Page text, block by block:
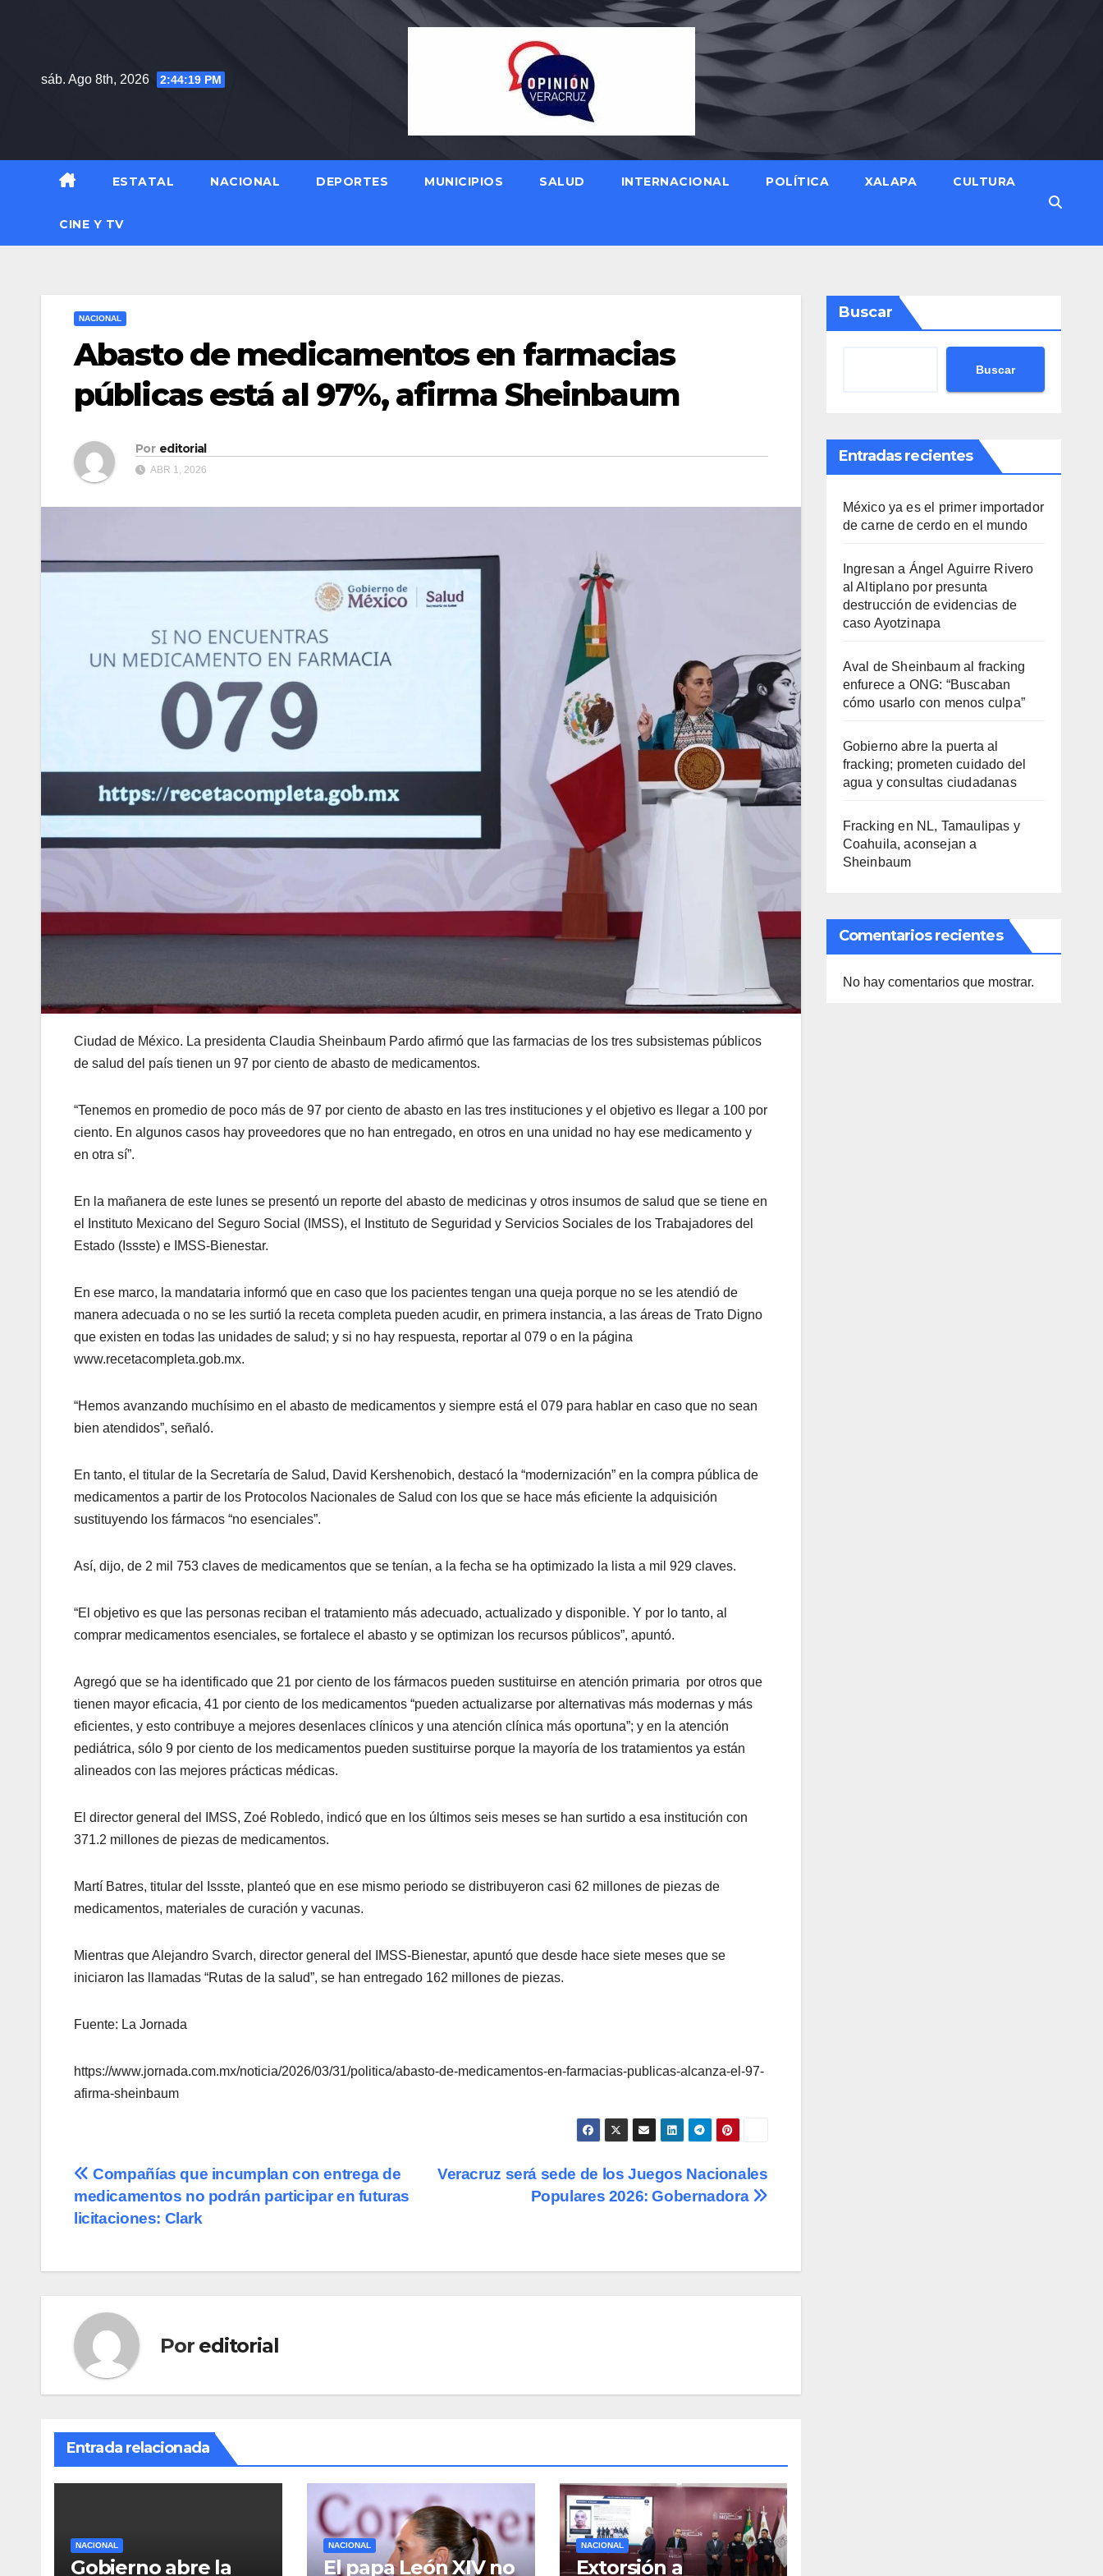
sáb. Ago 8th, 2026
2:44:20 PM
ESTATAL NACIONAL DEPORTES MUNICIPIOS SALUD INTERNACIONAL POLÍTICA XALAPA CULTURA
CINE Y TV
NACIONAL
Abasto de medicamentos en farmacias
públicas está al 97%, afirma Sheinbaum
Por editorial
ABR 1, 2026
Ciudad de México. La presidenta Claudia Sheinbaum Pardo afirmó que las farmacias de los tres subsistemas públicos
de salud del país tienen un 97 por ciento de abasto de medicamentos.
“Tenemos en promedio de poco más de 97 por ciento de abasto en las tres instituciones y el objetivo es llegar a 100 por
ciento. En algunos casos hay proveedores que no han entregado, en otros en una unidad no hay ese medicamento y
en otra sí”.
En la mañanera de este lunes se presentó un reporte del abasto de medicinas y otros insumos de salud que se tiene en
el Instituto Mexicano del Seguro Social (IMSS), el Instituto de Seguridad y Servicios Sociales de los Trabajadores del
Estado (Issste) e IMSS-Bienestar.
En ese marco, la mandataria informó que en caso que los pacientes tengan una queja porque no se les atendió de
manera adecuada o no se les surtió la receta completa pueden acudir, en primera instancia, a las áreas de Trato Digno
que existen en todas las unidades de salud; y si no hay respuesta, reportar al 079 o en la página
www.recetacompleta.gob.mx.
“Hemos avanzando muchísimo en el abasto de medicamentos y siempre está el 079 para hablar en caso que no sean
bien atendidos”, señaló.
En tanto, el titular de la Secretaría de Salud, David Kershenobich, destacó la “modernización” en la compra pública de
medicamentos a partir de los Protocolos Nacionales de Salud con los que se hace más eficiente la adquisición
sustituyendo los fármacos “no esenciales”.
Así, dijo, de 2 mil 753 claves de medicamentos que se tenían, a la fecha se ha optimizado la lista a mil 929 claves.
“El objetivo es que las personas reciban el tratamiento más adecuado, actualizado y disponible. Y por lo tanto, al
comprar medicamentos esenciales, se fortalece el abasto y se optimizan los recursos públicos”, apuntó.
Agregó que se ha identificado que 21 por ciento de los fármacos pueden sustituirse en atención primaria por otros que
tienen mayor eficacia, 41 por ciento de los medicamentos “pueden actualizarse por alternativas más modernas y más
eficientes, y esto contribuye a mejores desenlaces clínicos y una atención clínica más oportuna”; y en la atención
pediátrica, sólo 9 por ciento de los medicamentos pueden sustituirse porque la mayoría de los tratamientos ya están
alineados con las mejores prácticas médicas.
El director general del IMSS, Zoé Robledo, indicó que en los últimos seis meses se han surtido a esa institución con
371.2 millones de piezas de medicamentos.
Martí Batres, titular del Issste, planteó que en ese mismo periodo se distribuyeron casi 62 millones de piezas de
medicamentos, materiales de curación y vacunas.
Mientras que Alejandro Svarch, director general del IMSS-Bienestar, apuntó que desde hace siete meses que se
iniciaron las llamadas “Rutas de la salud”, se han entregado 162 millones de piezas.
Fuente: La Jornada
https://www.jornada.com.mx/noticia/2026/03/31/politica/abasto-de-medicamentos-en-farmacias-publicas-alcanza-el-97-
afirma-sheinbaum
Navegación
de
Veracruz será sede de los Juegos Nacionales
Populares 2026: Gobernadora
Compañías que incumplan con entrega de
medicamentos no podrán participar en futuras
licitaciones: Clark
Por editorial
Entrada relacionada
NACIONAL
Gobierno abre la
NACIONAL
El papa León XIV no
NACIONAL
Extorsión a
Buscar
Buscar
Entradas recientes
México ya es el primer importador
de carne de cerdo en el mundo
Ingresan a Ángel Aguirre Rivero
al Altiplano por presunta
destrucción de evidencias de
caso Ayotzinapa
Aval de Sheinbaum al fracking
enfurece a ONG: “Buscaban
cómo usarlo con menos culpa”
Gobierno abre la puerta al
fracking; prometen cuidado del
agua y consultas ciudadanas
Fracking en NL, Tamaulipas y
Coahuila, aconsejan a
Sheinbaum
Comentarios recientes
No hay comentarios que mostrar.